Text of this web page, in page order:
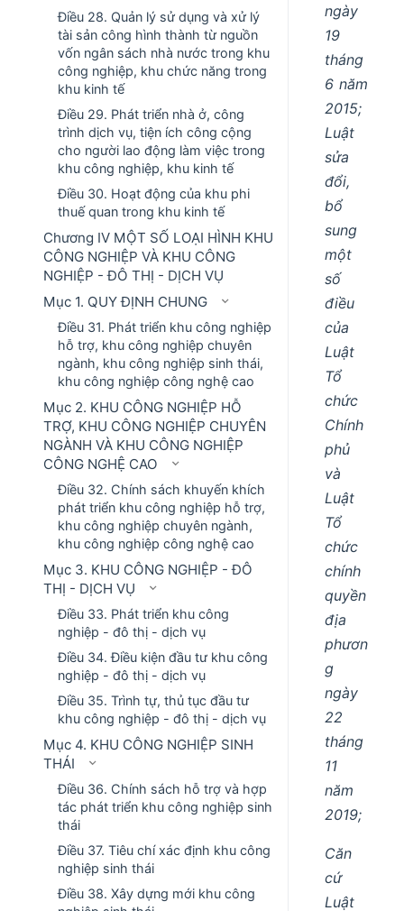
Điều 28. Quản lý sử dụng và xử lý
tài sản công hình thành từ nguồn
vốn ngân sách nhà nước trong khu
công nghiệp, khu chức năng trong
khu kinh tế
Điều 29. Phát triển nhà ở, công
trình dịch vụ, tiện ích công cộng
cho người lao động làm việc trong
khu công nghiệp, khu kinh tế
Điều 30. Hoạt động của khu phi
thuế quan trong khu kinh tế
Chương IV MỘT SỐ LOẠI HÌNH KHU
CÔNG NGHIỆP VÀ KHU CÔNG
NGHIỆP - ĐÔ THỊ - DỊCH VỤ
Mục 1. QUY ĐỊNH CHUNG
Điều 31. Phát triển khu công nghiệp
hỗ trợ, khu công nghiệp chuyên
ngành, khu công nghiệp sinh thái,
khu công nghiệp công nghệ cao
Mục 2. KHU CÔNG NGHIỆP HỖ
TRỢ, KHU CÔNG NGHIỆP CHUYÊN
NGÀNH VÀ KHU CÔNG NGHIỆP
CÔNG NGHỆ CAO
Điều 32. Chính sách khuyến khích
phát triển khu công nghiệp hỗ trợ,
khu công nghiệp chuyên ngành,
khu công nghiệp công nghệ cao
Mục 3. KHU CÔNG NGHIỆP - ĐÔ
THỊ - DỊCH VỤ
Điều 33. Phát triển khu công
nghiệp - đô thị - dịch vụ
Điều 34. Điều kiện đầu tư khu công
nghiệp - đô thị - dịch vụ
Điều 35. Trình tự, thủ tục đầu tư
khu công nghiệp - đô thị - dịch vụ
Mục 4. KHU CÔNG NGHIỆP SINH
THÁI
Điều 36. Chính sách hỗ trợ và hợp
tác phát triển khu công nghiệp sinh
thái
Điều 37. Tiêu chí xác định khu công
nghiệp sinh thái
Điều 38. Xây dựng mới khu công
ngày
19
tháng
6 năm
2015;
Luật
sửa
đổi,
bổ
sung
một
số
điều
của
Luật
Tổ
chức
Chính
phủ
và
Luật
Tổ
chức
chính
quyền
địa
phươn
g
ngày
22
tháng
11
năm
2019;
Căn
cứ
Luật